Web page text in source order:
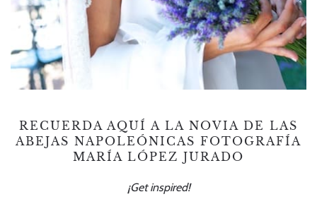
RECUERDA AQUÍ A LA NOVIA DE LAS
ABEJAS NAPOLEÓNICAS FOTOGRAFÍA
MARÍA LÓPEZ JURADO
¡Get inspired!